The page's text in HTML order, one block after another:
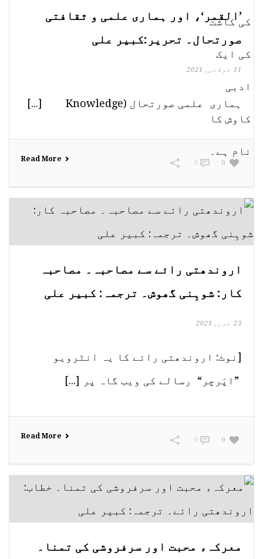
’القمر‘، اور ہماری علمی و ثقافتی
صورتحال۔ تحریر:کبیر علی
11 جولائی, 2021
ہماری علمی صورتحال (Knowledge [...]
Read More 0
0
اروندھتی رائے سے مصاحبہ۔ مصاحبہ
کار: شوہِنی گھوش۔ ترجمہ: کبیر علی
23 جون, 2021
[نوٹ: اروندھتی رائے کا یہ انٹرویو
”اپَرچر“ رسالے کی ویب گاہ پر [...]
Read More 0
0
معرکہء محبت اور سرفروشی کی تمنا۔